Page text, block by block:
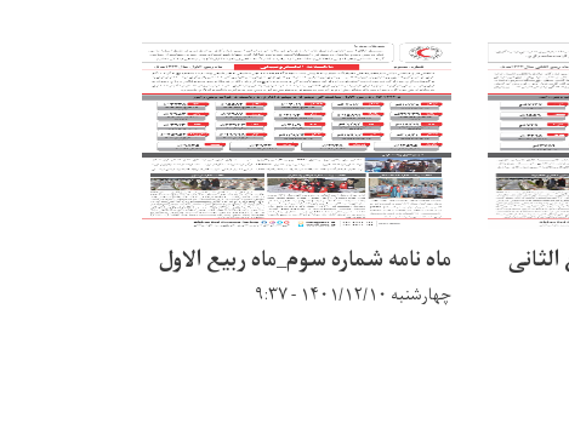
ماه نامه شماره سوم_ماه ربیع الاول
چهارشنبه ۱۴۰۱/۱۲/۱۰ - ۹:۳۷